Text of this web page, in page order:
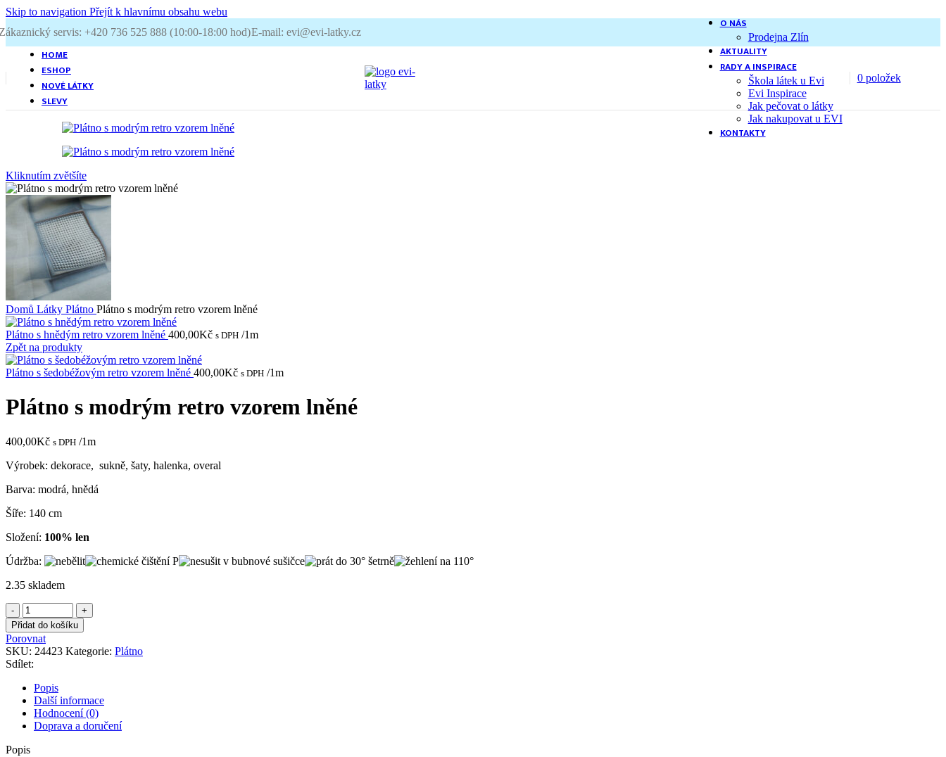
Skip to navigation Přejít k hlavnímu obsahu webu
servis: +420 736 525 888 (10:00-18:00 hod)E-mail: evi@evi-latky.cz
HOME
ESHOP
NOVÉ LÁTKY
SLEVY
O NÁS
Prodejna Zlín
AKTUALITY
RADY A INSPIRACE
Škola látek u Evi
Evi Inspirace
Jak pečovat o látky
Jak nakupovat u EVI
KONTAKTY
0 položek
Kliknutím zvětšíte
Domů Látky Plátno Plátno s modrým retro vzorem lněné
Plátno s hnědým retro vzorem lněné 400,00Kč s DPH /1m
Zpět na produkty
Plátno s šedobéžovým retro vzorem lněné 400,00Kč s DPH /1m
Plátno s modrým retro vzorem lněné
400,00Kč s DPH /1m
Výrobek: dekorace, sukně, šaty, halenka, overal
Barva: modrá, hnědá
Šíře: 140 cm
Složení: 100% len
Údržba:
2.35 skladem
Plátno
s
modrým
retro
vzorem
lněné
množství
Přidat do košíku
Porovnat
SKU: 24423 Kategorie: Plátno
Sdílet:
Popis
Další informace
Hodnocení (0)
Doprava a doručení
Popis